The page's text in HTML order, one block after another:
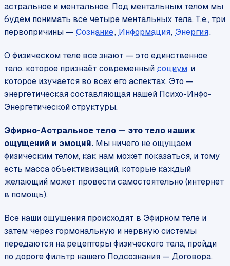
астральное и ментальное. Под ментальным телом мы
будем понимать все четыре ментальных тела. Т.е., три
первопричины — Сознание, Информация, Энергия.
О физическом теле все знают — это единственное
тело, которое признаёт современный социум и
которое изучается во всех его аспектах. Это —
энергетическая составляющая нашей Психо-Инфо-
Энергетической структуры.
Эфирно-Астральное тело — это тело наших
ощущений и эмоций. Мы ничего не ощущаем
физическим телом, как нам может показаться, и тому
есть масса объективизаций, которые каждый
желающий может провести самостоятельно (интернет
в помощь).
Все наши ощущения происходят в Эфирном теле и
затем через гормональную и нервную системы
передаются на рецепторы физического тела, пройди
по дороге фильтр нашего Подсознания — Договора.